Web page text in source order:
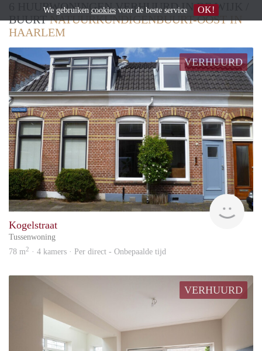
6 HUURWONINGEN VERHUURD IN DE WIJK /
BUURTNATUURKUNDIGENBUURT-OOST IN
HAARLEM
VERHUURD
Van
Kogelstraat
Tussenwoning
78 m2 · 4 kamers · Per direct - Onbepaalde tijd
VERHUURD
We gebruiken cookies voor de beste service OK!